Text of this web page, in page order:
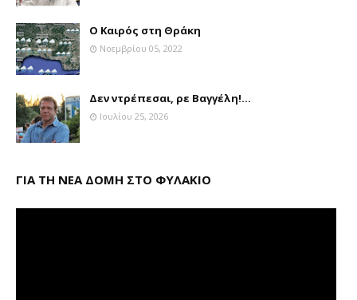
Ο Καιρός στη Θράκη
Νοεμβρίου 05, 2022
Δεν ντρέπεσαι, ρε Βαγγέλη!...
Ιουλίου 25, 2026
ΓΙΑ ΤΗ ΝΕΑ ΔΟΜΗ ΣΤΟ ΦΥΛΑΚΙΟ